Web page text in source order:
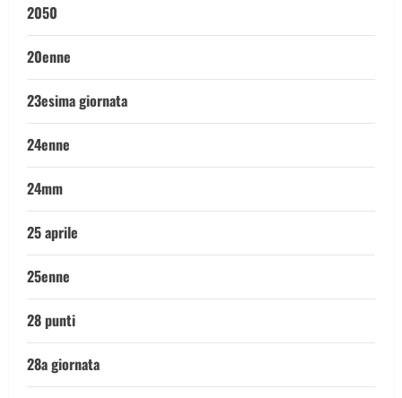
2050
20enne
23esima giornata
24enne
24mm
25 aprile
25enne
28 punti
28a giornata